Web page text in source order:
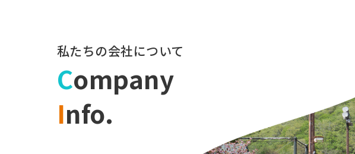
私たちの会社について
Company
Info.